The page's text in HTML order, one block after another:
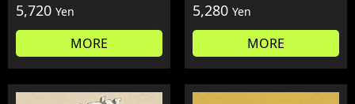
5,720 Yen
MORE
5,280 Yen
MORE